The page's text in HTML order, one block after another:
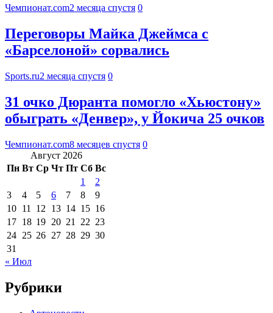
Чемпионат.com2 месяца спустя 0
Переговоры Майка Джеймса с
«Барселоной» сорвались
Sports.ru2 месяца спустя 0
31 очко Дюранта помогло «Хьюстону»
обыграть «Денвер», у Йокича 25 очков
Чемпионат.com8 месяцев спустя 0
Август 2026
Пн Вт Ср Чт Пт Сб Вс
1
2
3
4 5 6 7 8
9
10 11 12 13 14 15 16
17 18 19 20 21 22 23
24 25 26 27 28 29 30
31
« Июл
Рубрики